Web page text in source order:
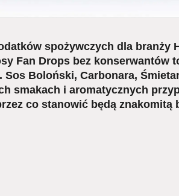
spożywczych dla branży
Fan Drops bez konserwantów
Sos Boloński, Carbonara,
smakach i aromatycznych
co stanowić będą